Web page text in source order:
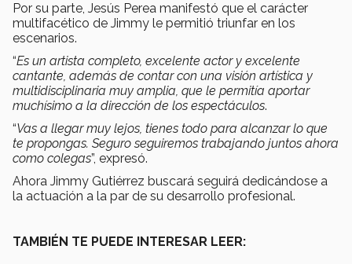
Por su parte, Jesús Perea manifestó que el carácter
multifacético de Jimmy le permitió triunfar en los
escenarios.
“Es un artista completo, excelente actor y excelente
cantante, además de contar con una visión artística y
multidisciplinaria muy amplia, que le permitía aportar
muchísimo a la dirección de los espectáculos.
“Vas a llegar muy lejos, tienes todo para alcanzar lo que
te propongas. Seguro seguiremos trabajando juntos ahora
como colegas”, expresó.
Ahora Jimmy Gutiérrez buscará seguirá dedicándose a
la actuación a la par de su desarrollo profesional.
TAMBIÉN TE PUEDE INTERESAR LEER: